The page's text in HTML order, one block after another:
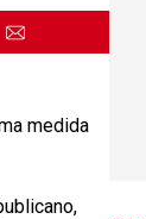
medida